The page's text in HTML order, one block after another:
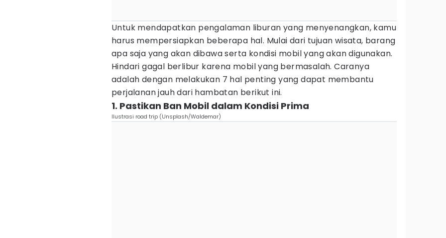
Untuk mendapatkan pengalaman liburan yang menyenangkan, kamu
harus mempersiapkan beberapa hal. Mulai dari tujuan wisata, barang
apa saja yang akan dibawa serta kondisi mobil yang akan digunakan.
Hindari gagal berlibur karena mobil yang bermasalah. Caranya
adalah dengan melakukan 7 hal penting yang dapat membantu
perjalanan jauh dari hambatan berikut ini.
1. Pastikan Ban Mobil dalam Kondisi Prima
Ilustrasi road trip (Unsplash/Waldemar)